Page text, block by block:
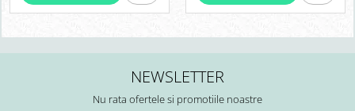
NEWSLETTER
Nu rata ofertele si promotiile noastre